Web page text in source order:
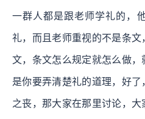
一群人都是跟老师学礼的，
礼，而且老师重视的不是条
文，条文怎么规定就怎么做
是你要弄清楚礼的道理，好
之丧，那大家在那里讨论，